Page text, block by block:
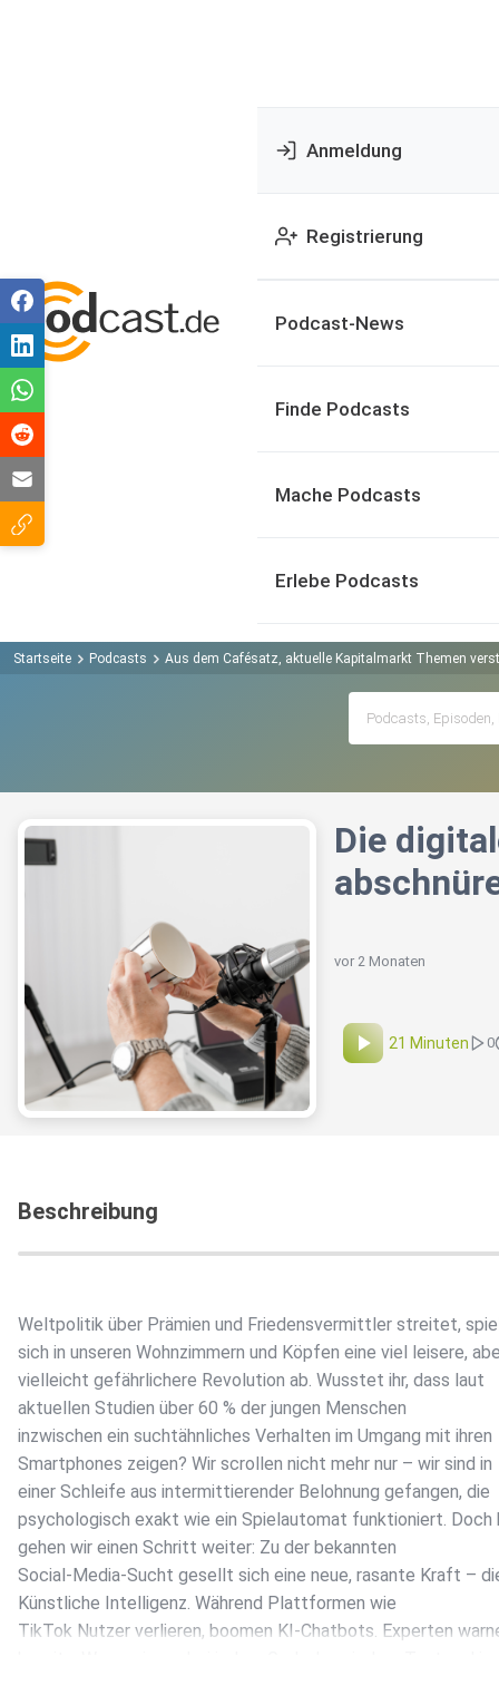
Anmeldung
Registrierung
Podcast-News
Finde Podcasts
Mache Podcasts
Erlebe Podcasts
Startseite Podcasts Aus dem Cafésatz, aktuelle Kapitalmarkt Themen
Die
vor 2 Monaten
21 Minuten 0
Beschreibung
Weltpolitik über Prämien und Friedensvermittler streitet,
sich in unseren Wohnzimmern und Köpfen eine viel leisere,
vielleicht gefährlichere Revolution ab. Wusstet ihr, dass laut
aktuellen Studien über 60 % der jungen Menschen
inzwischen ein suchtähnliches Verhalten im Umgang mit ihren
Smartphones zeigen? Wir scrollen nicht mehr nur – wir sind in
einer Schleife aus intermittierender Belohnung gefangen, die
psychologisch exakt wie ein Spielautomat funktioniert. Doch
gehen wir einen Schritt weiter: Zu der bekannten
Social-Media-Sucht gesellt sich eine neue, rasante Kraft –
Künstliche Intelligenz. Während Plattformen wie
TikTok Nutzer verlieren, boomen KI-Chatbots. Experten